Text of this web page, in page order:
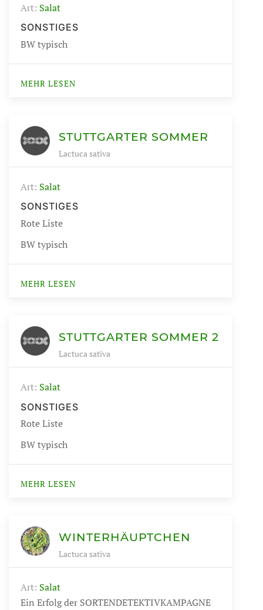
Art: Salat
SONSTIGES
BW typisch
MEHR LESEN
STUTTGARTER SOMMER
Lactuca sativa
Art: Salat
SONSTIGES
Rote Liste
BW typisch
MEHR LESEN
STUTTGARTER SOMMER 2
Lactuca sativa
Art: Salat
SONSTIGES
Rote Liste
BW typisch
MEHR LESEN
WINTERHÄUPTCHEN
Lactuca sativa
Art: Salat
Ein Erfolg der SORTENDETEKTIVKAMPAGNE